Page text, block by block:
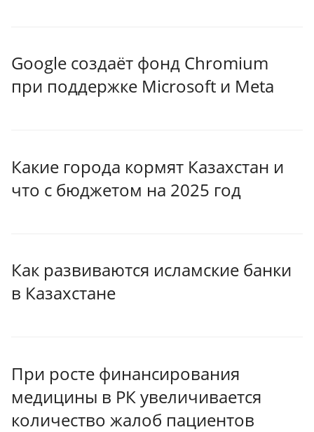
Google создаёт фонд Chromium
при поддержке Microsoft и Meta
Какие города кормят Казахстан и
что с бюджетом на 2025 год
Как развиваются исламские банки
в Казахстане
При росте финансирования
медицины в РК увеличивается
количество жалоб пациентов